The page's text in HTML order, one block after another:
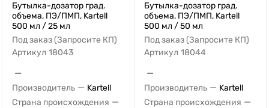
Бутылка-дозатор град.
объема, ПЭ/ПМП, Kartell
500 мл / 25 мл
Под заказ (Запросите КП)
Артикул 18043
—
Производитель — Kartell
Страна происхождения —
Бутылка-дозатор град.
объема, ПЭ/ПМП, Kartell
500 мл / 50 мл
Под заказ (Запросите КП)
Артикул 18044
—
Производитель — Kartell
Страна происхождения —